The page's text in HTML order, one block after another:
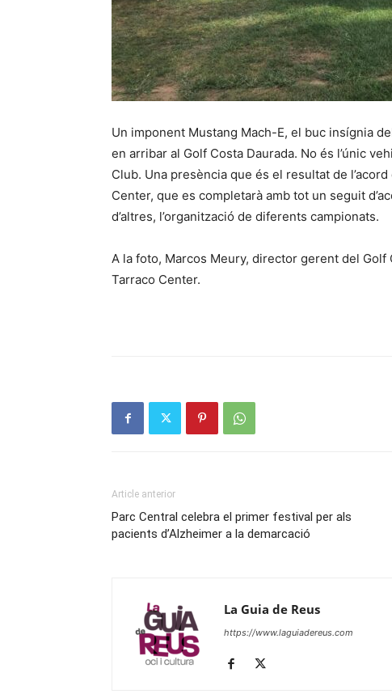
Un imponent Mustang Mach-E, el buc insígnia
en arribar al Golf Costa Daurada. No és l’únic
Club. Una presència que és el resultat de
Center, que es completarà amb tot un seguit
d’altres, l’organització de diferents campionats.
A la foto, Marcos Meury, director gerent del Golf
Tarraco Center.
Article anterior
Parc Central celebra el primer festival per als
pacients d’Alzheimer a la demarcació
La Guia de Reus
https://www.laguiadereus.com